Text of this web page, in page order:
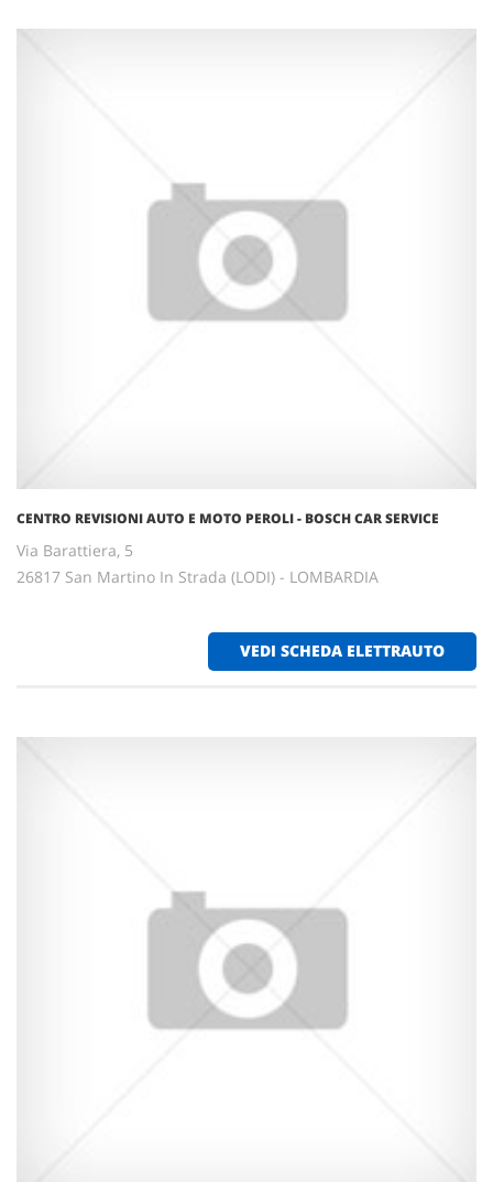
CENTRO REVISIONI AUTO E MOTO PEROLI - BOSCH CAR SERVICE
Via Barattiera, 5
26817 San Martino In Strada (LODI) - LOMBARDIA
VEDI SCHEDA ELETTRAUTO